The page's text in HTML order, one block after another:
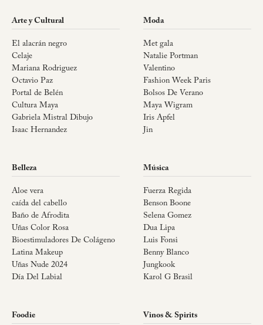
Arte y Cultural
El alacrán negro
Celaje
Mariana Rodriguez
Octavio Paz
Portal de Belén
Cultura Maya
Gabriela Mistral Dibujo
Isaac Hernandez
Moda
Met gala
Natalie Portman
Valentino
Fashion Week Paris
Bolsos De Verano
Maya Wigram
Iris Apfel
Jin
Belleza
Aloe vera
caída del cabello
Baño de Afrodita
Uñas Color Rosa
Bioestimuladores De Colágeno
Latina Makeup
Uñas Nude 2024
Día Del Labial
Música
Fuerza Regida
Benson Boone
Selena Gomez
Dua Lipa
Luis Fonsi
Benny Blanco
Jungkook
Karol G Brasil
Foodie Vinos & Spirits